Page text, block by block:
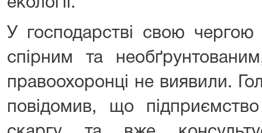
екології.
У господарстві свою
спірним та
правоохоронці не виявили.
повідомив, що